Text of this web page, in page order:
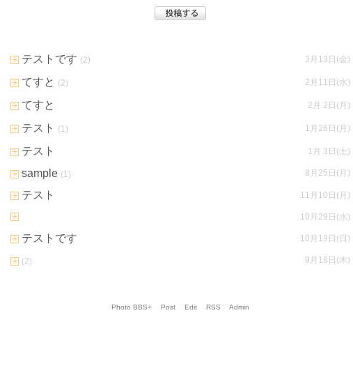
テストです (2) 3月13日(金)
てすと (2) 2月11日(水)
てすと 2月 2日(月)
テスト (1) 1月26日(月)
テスト 1月 3日(土)
sample (1) 8月25日(月)
テスト 11月10日(月)
10月29日(水)
テストです 10月19日(日)
(2) 9月18日(木)
Photo BBS+ Post Edit RSS Admin